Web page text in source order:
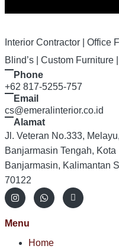
Interior Contractor | Office
Blind’s | Custom Furniture
Phone
+62 817-5255-757
Email
cs@emeralinterior.co.id
Alamat
Jl. Veteran No.333,
Banjarmasin Tengah, Kota
Banjarmasin, Kalimantan
70122
Menu
Home